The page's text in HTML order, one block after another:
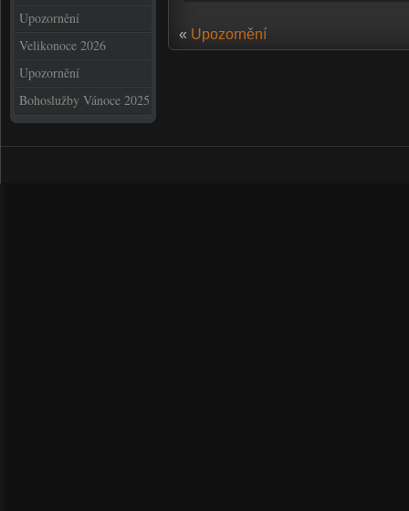
Upozornění
Velikonoce 2026
Upozornění
Bohoslužby Vánoce 2025
« Upozornění